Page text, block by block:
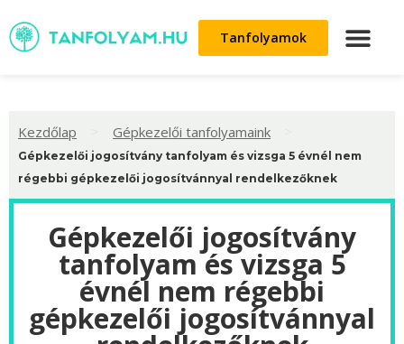
Tanfolyamok
Kezdőlap Gépkezelői tanfolyamaink
Gépkezelői jogosítvány tanfolyam és vizsga 5 évnél nem
régebbi gépkezelői jogosítvánnyal rendelkezőknek
Gépkezelői jogosítvány
tanfolyam és vizsga 5
évnél nem régebbi
gépkezelői jogosítvánnyal